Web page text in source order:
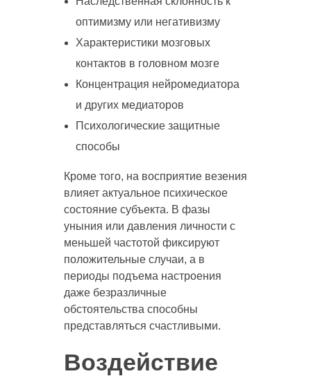
оптимизму или негативизму
Характеристики мозговых
контактов в головном мозге
Концентрация нейромедиатора
и других медиаторов
Психологические защитные
способы
Кроме того, на восприятие везения
влияет актуальное психическое
состояние субъекта. В фазы
уныния или давления личности с
меньшей частотой фиксируют
положительные случаи, а в
периоды подъема настроения
даже безразличные
обстоятельства способны
представляться счастливыми.
Воздействие